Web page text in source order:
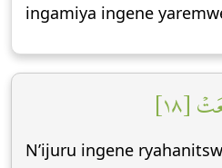
ingamiya ingene
[١٨]
N’ijuru ingene